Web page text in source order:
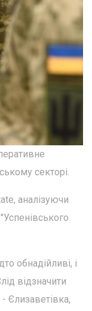
секторі.
аналізуючи
обнадійливі, і
відзначити
- Єлизаветівка,